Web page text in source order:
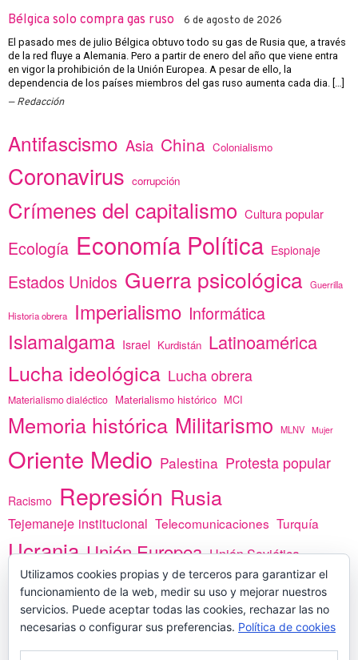
Bélgica solo compra gas ruso 6 de agosto de 2026
El pasado mes de julio Bélgica obtuvo todo su gas de Rusia que, a través
de la red fluye a Alemania. Pero a partir de enero del año que viene entra
en vigor la prohibición de la Unión Europea. A pesar de ello, la
dependencia de los países miembros del gas ruso aumenta cada dia. […]
Redacción
Antifascismo Asia China Colonialismo
Coronavirus corrupción
Crímenes del capitalismo Cultura popular
Ecología Economía Política Espionaje
Estados Unidos Guerra psicológica Guerrilla
Historia obrera Imperialismo Informática
Islamalgama Israel Kurdistán Latinoamérica
Lucha ideológica Lucha obrera
Materialismo dialéctico Materialismo histórico MCI
Memoria histórica Militarismo MLNV Mujer
Oriente Medio Palestina Protesta popular
Racismo Represión Rusia
Tejemaneje institucional Telecomunicaciones Turquía
Ucrania Unión Europea Unión Soviética
vacunas Yemen África
PREGÚNTANOS
Utilizamos cookies propias y de terceros para garantizar el
funcionamiento de la web, medir su uso y mejorar nuestros
servicios. Puede aceptar todas las cookies, rechazar las no
necesarias o configurar sus preferencias. Política de cookies